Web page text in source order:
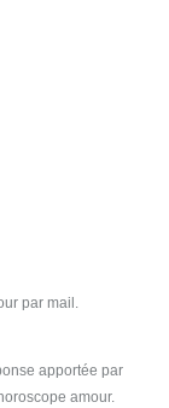
par mail.
apportée par
amour.